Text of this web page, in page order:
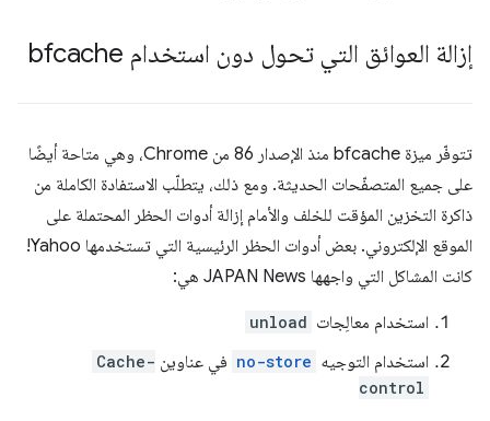
إزالة العوائق التي تحول دون استخدام bfcache
تتوفّر ميزة bfcache منذ الإصدار 86 من Chrome، وهي متاحة أيضًا
على جميع المتصفّحات الحديثة. ومع ذلك، يتطلّب الاستفادة الكاملة من
ذاكرة التخزين المؤقت للخلف والأمام إزالة أدوات الحظر المحتملة على
الموقع الإلكتروني. بعض أدوات الحظر الرئيسية التي تستخدمها Yahoo!
كانت المشاكل التي واجهها JAPAN News هي:
استخدام معالِجات unload
استخدام التوجيه no-store في عناوين Cache-
control